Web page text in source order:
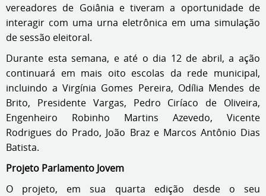
vereadores de Goiânia e tiveram a oportunidade de
interagir com uma urna eletrônica em uma simulação
de sessão eleitoral.
Durante esta semana, e até o dia 12 de abril, a ação
continuará em mais oito escolas da rede municipal,
incluindo a Virgínia Gomes Pereira, Odília Mendes de
Brito, Presidente Vargas, Pedro Ciríaco de Oliveira,
Engenheiro Robinho Martins Azevedo, Vicente
Rodrigues do Prado, João Braz e Marcos Antônio Dias
Batista.
Projeto Parlamento Jovem
O projeto, em sua quarta edição desde o seu